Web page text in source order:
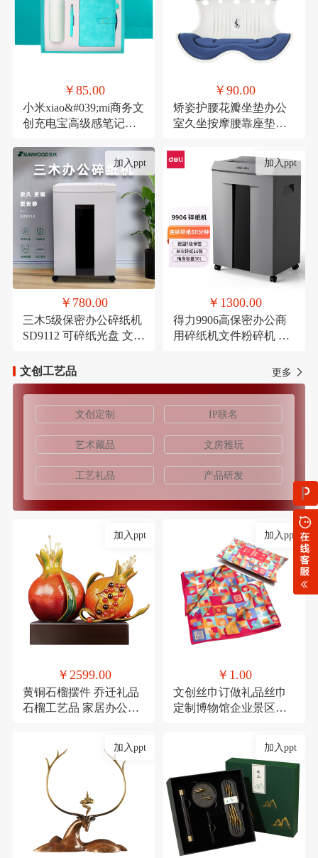
￥85.00
小米xiao&#039;mi商务文
创充电宝高级感笔记本
物
￥90.00
矫姿护腰花瓣坐垫办公
室久坐按摩腰靠座垫家
加入ppt
￥780.00
三木5级保密办公碎纸机
SD9112 可碎纸光盘 文件
加入ppt
￥1300.00
得力9906高保密办公商
用碎纸机文件粉碎机 长
文创工艺品
更多
文创定制 IP联名
艺术藏品 文房雅玩
工艺礼品 产品研发
加入ppt
￥2599.00
黄铜石榴摆件 乔迁礼品
石榴工艺品 家居办公装
加入ppt
￥1.00
文创丝巾订做礼品丝巾
定制博物馆企业景区文
加入ppt 加入ppt